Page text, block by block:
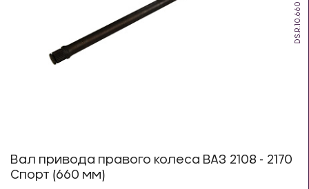
DS.R.10.660
Вал привода правого колеса ВАЗ 2108 - 2170
Спорт (660 мм)